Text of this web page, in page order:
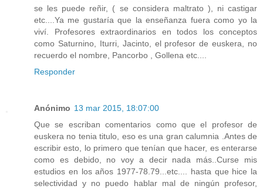
se les puede reñir, ( se considera maltrato ), ni castigar
etc....Ya me gustaría que la enseñanza fuera como yo la
viví. Profesores extraordinarios en todos los conceptos
como Saturnino, Iturri, Jacinto, el profesor de euskera, no
recuerdo el nombre, Pancorbo , Gollena etc....
Responder
Anónimo 13 mar 2015, 18:07:00
Que se escriban comentarios como que el profesor de
euskera no tenia titulo, eso es una gran calumnia .Antes de
escribir esto, lo primero que tenían que hacer, es enterarse
como es debido, no voy a decir nada más..Curse mis
estudios en los años 1977-78.79...etc.... hasta que hice la
selectividad y no puedo hablar mal de ningún profesor,